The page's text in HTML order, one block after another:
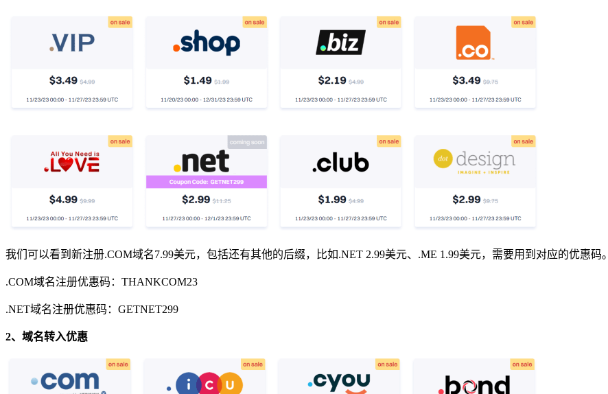
我们可以看到新注册.COM域名7.99美元，包括还有其他的后缀，比如.NET 2.99美元、.ME 1.99美元，需要用到对应的优惠码。
.COM域名注册优惠码： THANKCOM23
.NET域名注册优惠码： GETNET299
2、域名转入优惠